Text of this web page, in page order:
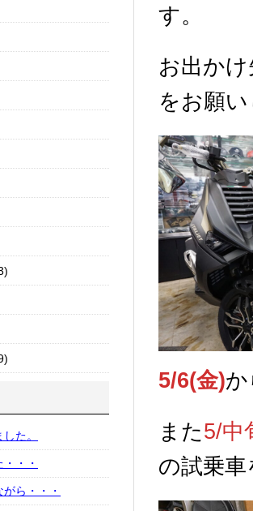
た。
・・
ら・・・
す。
お出か
をお願
5/6(金)
また5/中
の試乗